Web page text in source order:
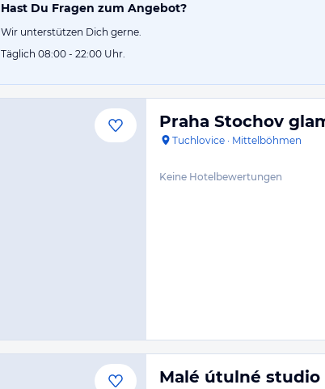
Hast Du Fragen zum Angebot?
Wir unterstützen Dich gerne.
Täglich 08:00 - 22:00 Uhr.
Praha Stochov
Tuchlovice · Mittelböhmen
Keine Hotelbewertungen
Malé útulné